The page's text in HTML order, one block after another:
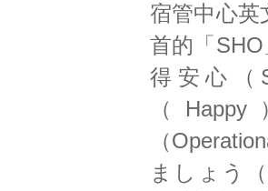
宿管中心英
首的「
得安心（
（
（
ましょう